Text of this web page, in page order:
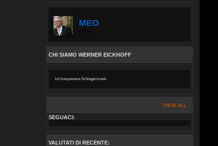
MEO
CHI SIAMO WERNER EICKHOFF
Ich komponiere Schlagermusik.
VIEW ALL
SEGUACI:
VALUTATI DI RECENTE: